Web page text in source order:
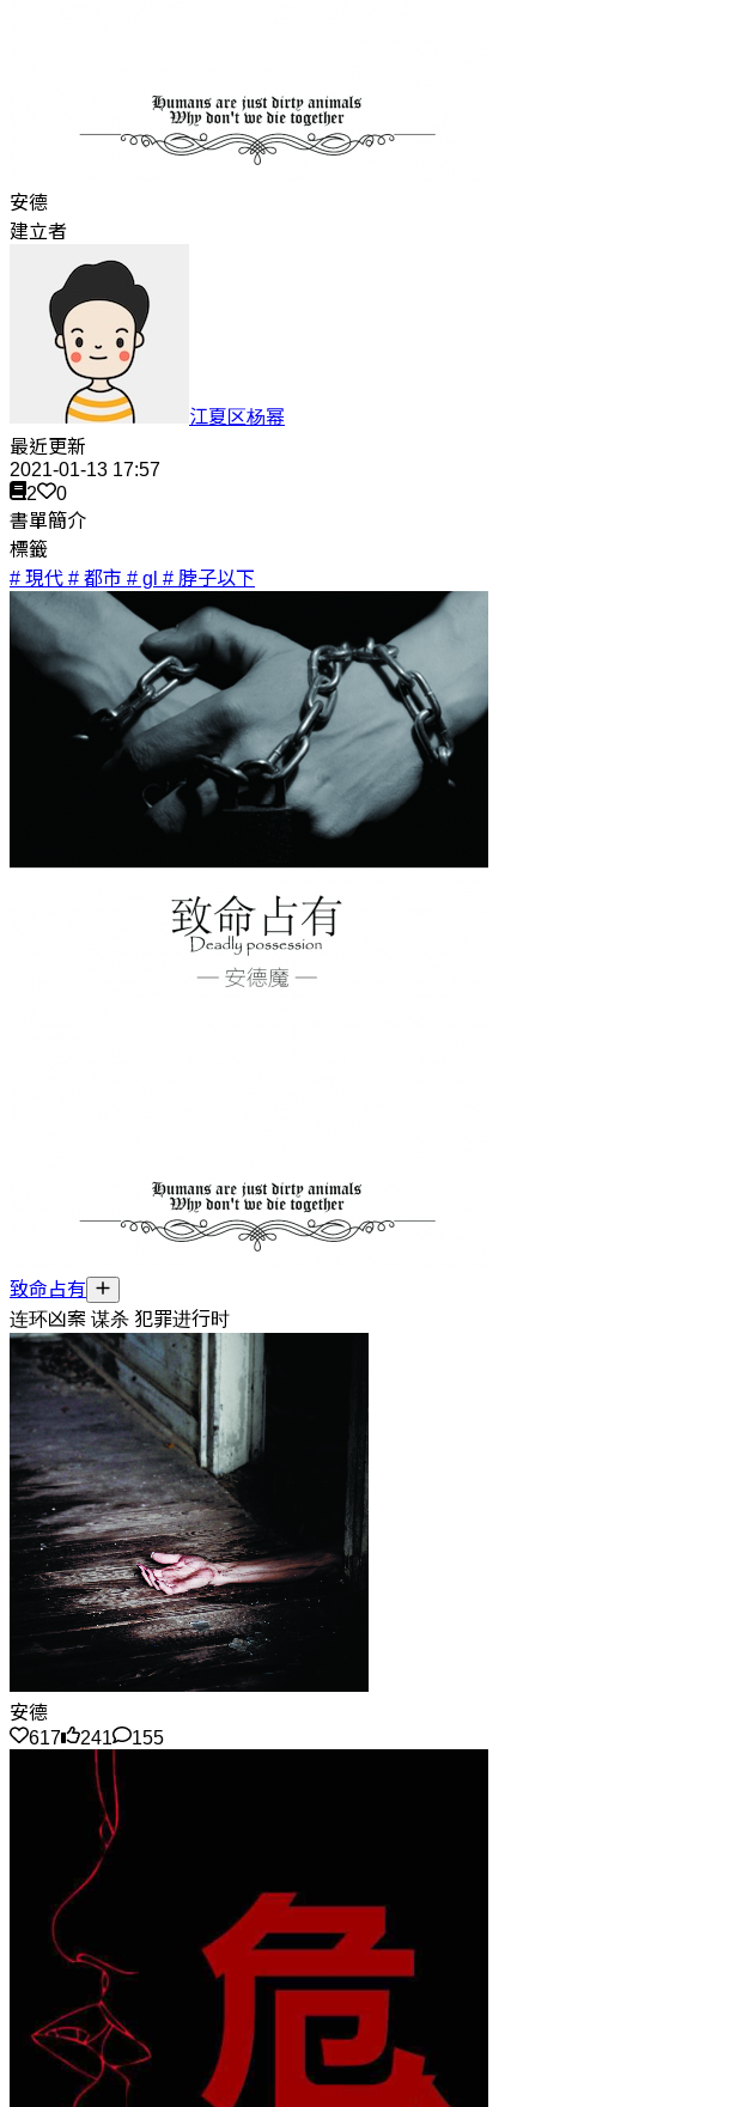
安德
建立者
江夏区杨幂
最近更新
2021-01-13 17:57
2
0
書單簡介
標籤
# 現代 # 都市 # gl # 脖子以下
致命占有
连环凶案 谋杀 犯罪进行时
安德
617
241 155